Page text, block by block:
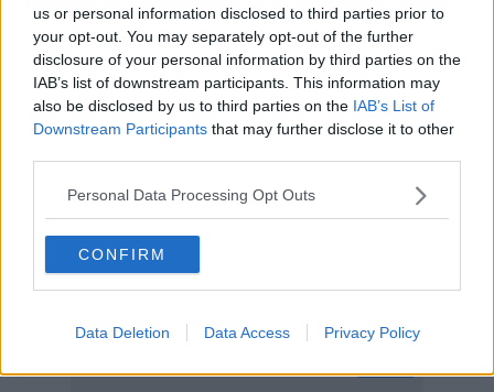
us or personal information disclosed to third parties prior to
your opt-out. You may separately opt-out of the further
disclosure of your personal information by third parties on the
IAB’s list of downstream participants. This information may
also be disclosed by us to third parties on the IAB’s List of
Downstream Participants that may further disclose it to other
Personal Data Processing Opt Outs
CONFIRM
Data Deletion Data Access Privacy Policy
L'edificio privato ha da poco avuto la ristrutturazione del tetto, molti
dei materiali da costruzione sono ancora qui. Ma il danno peggiore
è stato fatto da qualcuno che con furia iconoclastane ha
Purtroppo questi episodi non sono isolati. La zona è molto vasta e
poco abitata. Quando cala la notte, chi vuole compiere atti contro il
edifici indifesi.